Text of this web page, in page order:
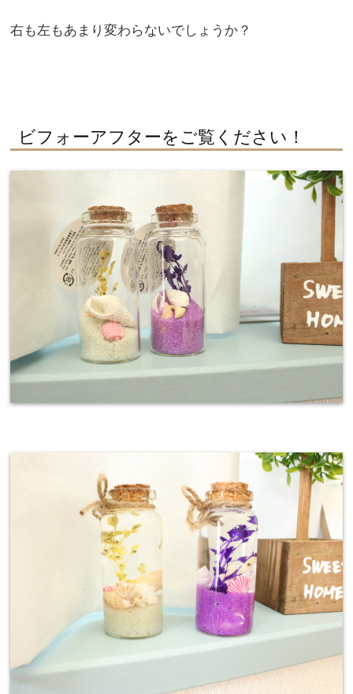
右も左もあまり変わらないでしょうか？
ビフォーアフターをご覧ください！